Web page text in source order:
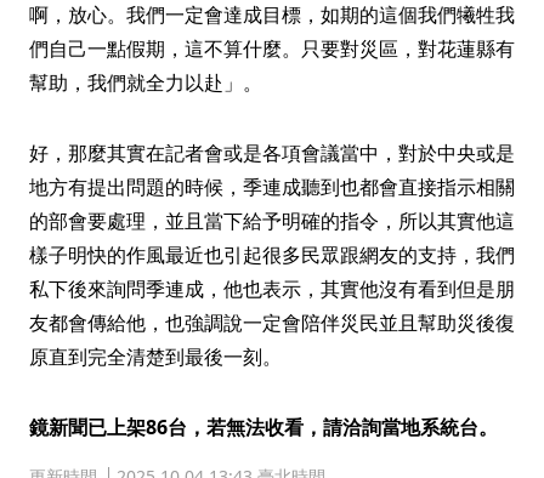
啊，放心。我們一定會達成目標，如期的這個我們犧牲我
們自己一點假期，這不算什麼。只要對災區，對花蓮縣有
幫助，我們就全力以赴」。
好，那麼其實在記者會或是各項會議當中，對於中央或是
地方有提出問題的時候，季連成聽到也都會直接指示相關
的部會要處理，並且當下給予明確的指令，所以其實他這
樣子明快的作風最近也引起很多民眾跟網友的支持，我們
私下後來詢問季連成，他也表示，其實他沒有看到但是朋
友都會傳給他，也強調說一定會陪伴災民並且幫助災後復
原直到完全清楚到最後一刻。
鏡新聞已上架86台，若無法收看，請洽詢當地系統台。